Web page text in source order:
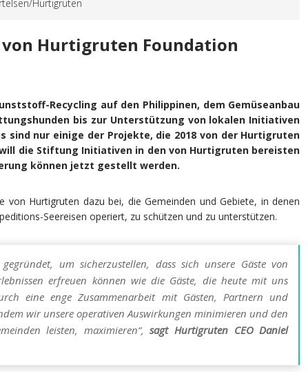
Hurtigruten
Hurtigruten Foundation
Recycling auf den Philippinen, dem Gemüseanbau
bis zur Unterstützung von lokalen Initiativen
sind nur einige der Projekte, die 2018 von der Hurtigruten
die Stiftung Initiativen in den von Hurtigruten bereisten
können jetzt gestellt werden.
von Hurtigruten dazu bei, die Gemeinden und Gebiete, in denen
Seereisen operiert, zu schützen und zu unterstützen.
um sicherzustellen, dass sich unsere Gäste von
erfreuen können wie die Gäste, die heute mit uns
eine enge Zusammenarbeit mit Gästen, Partnern und
wir unsere operativen Auswirkungen minimieren und den
leisten, maximieren“,sagt Hurtigruten CEO Daniel